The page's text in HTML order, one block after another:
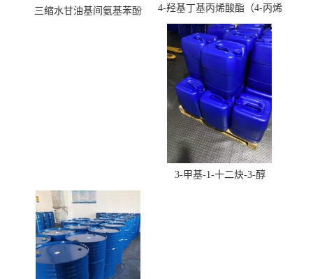
三缩水甘油基间氨基苯酚
4-羟基丁基丙烯酸酯（4-丙烯
酸羟丁酯）
3-甲基-1-十二炔-3-醇